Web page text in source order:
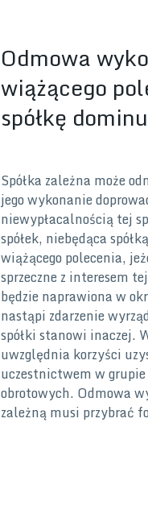
Odmowa
wiążącego
spółkę
Spółka zależna może
jego wykonanie
niewypłacalnością tej
spółek, niebędąca
wiążącego polecenia,
sprzeczne z interesem
będzie naprawiona w
nastąpi zdarzenie
spółki stanowi inaczej.
uwzględnia korzyści
uczestnictwem w
obrotowych. Odmowa
zależną musi przybrać